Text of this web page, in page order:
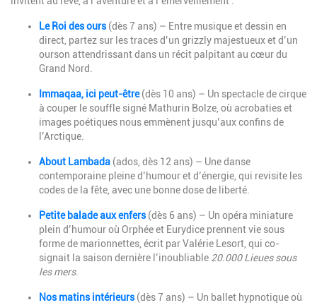
Le Roi des ours(dès 7 ans) – Entre musique et dessin en
direct, partez sur les traces d’un grizzly majestueux et d’un
ourson attendrissant dans un récit palpitant au cœur du
Grand Nord.
Immaqaa, ici peut-être (dès 10 ans) – Un spectacle de cirque
à couper le souffle signé Mathurin Bolze, où acrobaties et
images poétiques nous emmènent jusqu’aux confins de
l’Arctique.
About Lambada (ados, dès 12 ans) – Une danse
contemporaine pleine d’humour et d’énergie, qui revisite les
codes de la fête, avec une bonne dose de liberté.
Petite balade aux enfers (dès 6 ans) – Un opéra miniature
plein d’humour où Orphée et Eurydice prennent vie sous
forme de marionnettes, écrit parValérie Lesort, qui co-
signait la saison dernière l’inoubliable 20.000 Lieues sous
les mers.
Nos matins intérieurs(dès 7 ans) – Un ballet hypnotique où